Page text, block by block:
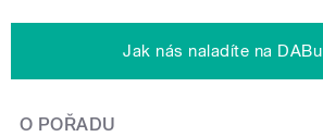
Jak nás naladíte na DABu
O POŘADU